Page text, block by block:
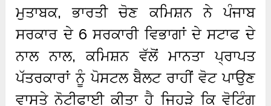
ਮੁਤਾਬਕ, ਭਾਰਤੀ ਚੋਣ ਕਮਿਸ਼ਨ ਨੇ ਪੰਜਾਬ
ਸਰਕਾਰ ਦੇ 6 ਸਰਕਾਰੀ ਵਿਭਾਗਾਂ ਦੇ ਸਟਾਫ ਦੇ
ਨਾਲ ਨਾਲ, ਕਮਿਸ਼ਨ ਵੱਲੋਂ ਮਾਨਤਾ ਪ੍ਰਾਪਤ
ਪੱਤਰਕਾਰਾਂ ਨੂੰ ਪੋਸਟਲ ਬੈਲਟ ਰਾਹੀਂ ਵੋਟ ਪਾਉਣ
ਵਾਸਤੇ ਨੋਟੀਫਾਈ ਕੀਤਾ ਹੈ ਜਿਹੜੇ ਕਿ ਵੋਟਿੰਗ